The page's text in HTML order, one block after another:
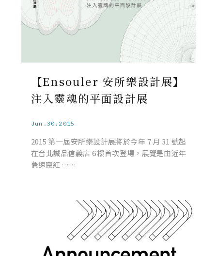
【Ensouler 安所樂設計展】
注入靈魂的平面設計展
Jun.30.2015
2015 第一屆安所樂設計展將於今年 7 月 31 號起
在台北誠品信義店 6 樓首次登場，展覽是由近年
急速竄紅 ……